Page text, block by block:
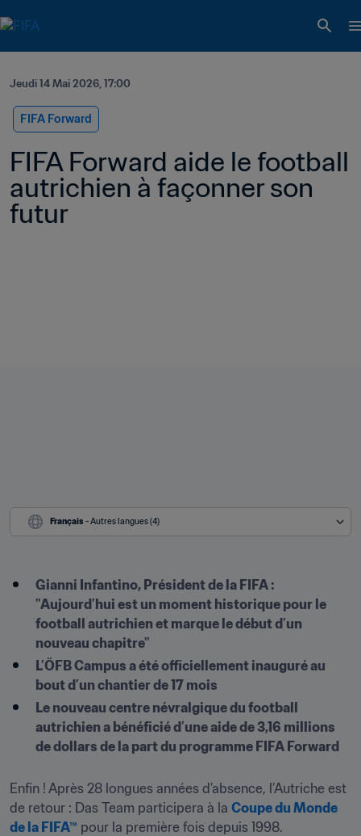
Jeudi 14 Mai 2026, 17:00
FIFA Forward
FIFA Forward aide le football
autrichien à façonner son
futur
Français - Autres langues (4)
Gianni Infantino, Président de la FIFA :
"Aujourd’hui est un moment historique pour le
football autrichien et marque le début d’un
nouveau chapitre"
L’ÖFB Campus a été officiellement inauguré au
bout d’un chantier de 17 mois
Le nouveau centre névralgique du football
autrichien a bénéficié d’une aide de 3,16 millions
de dollars de la part du programme FIFA Forward
Enfin ! Après 28 longues années d’absence, l’Autriche est
de retour : Das Team participera à la Coupe du Monde
de la FIFA™ pour la première fois depuis 1998.